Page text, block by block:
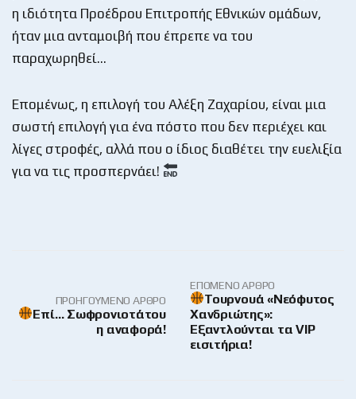
η ιδιότητα Προέδρου Επιτροπής Εθνικών ομάδων,
ήταν μια ανταμοιβή που έπρεπε να του
παραχωρηθεί…
Επομένως, η επιλογή του Αλέξη Ζαχαρίου, είναι μια
σωστή επιλογή για ένα πόστο που δεν περιέχει και
λίγες στροφές, αλλά που ο ίδιος διαθέτει την ευελιξία
για να τις προσπερνάει!
ΠΡΟΗΓΟΎΜΕΝΟ ΆΡΘΡΟ
Επί… Σωφρονιοτάτου
η αναφορά!
ΕΠΌΜΕΝΟ ΆΡΘΡΟ
Τουρνουά «Νεόφυτος
Χανδριώτης»:
Εξαντλούνται τα VIP
εισιτήρια!